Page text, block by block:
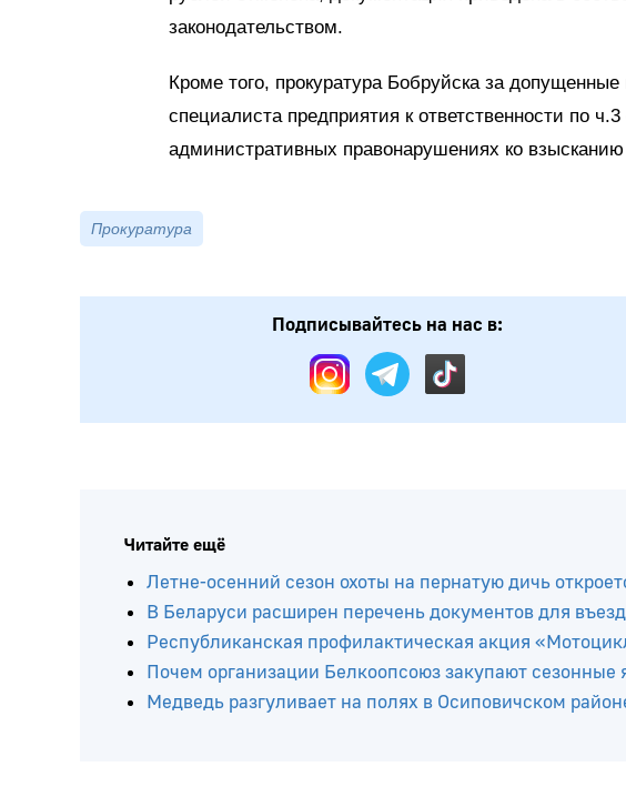
законодательством.
Кроме того, прокуратура Бобруйска за
специалиста предприятия к ответственности по
административных правонарушениях ко
Прокуратура
Подписывайтесь на нас в:
Читайте ещё
Летне-осенний сезон охоты на пернатую дичь
В Беларуси расширен перечень документов для